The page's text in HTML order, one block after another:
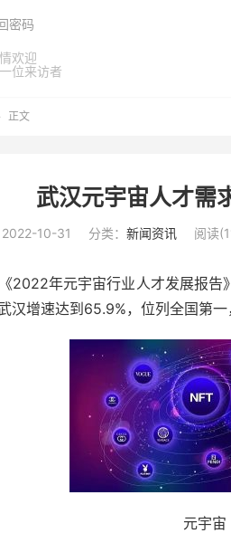
欢迎
位来访者
密码
正文
武汉元宇宙人才需
2022-10-31 分类： 新闻资讯 阅读
2022年元宇宙行业人才发展报
汉增速达到65.9%，位列全国第一
元宇宙